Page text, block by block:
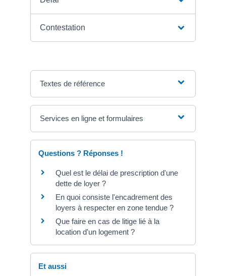
Contestation
Textes de référence
Services en ligne et formulaires
Questions ? Réponses !
Quel est le délai de prescription d'une
dette de loyer ?
En quoi consiste l'encadrement des
loyers à respecter en zone tendue ?
Que faire en cas de litige lié à la
location d'un logement ?
Et aussi